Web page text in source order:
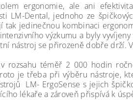
ergonomie, ale ani
LM-Dental, jednoho ze
tak jedinečnou kombinaci
výzkumu a byly
nástroj se přirozeně dobře drží.
rozsahu téměř 2 000 hodin
je třeba při výběru nástroje,
LM- ErgoSense s jejich
lékaře a zároveň přispívá k